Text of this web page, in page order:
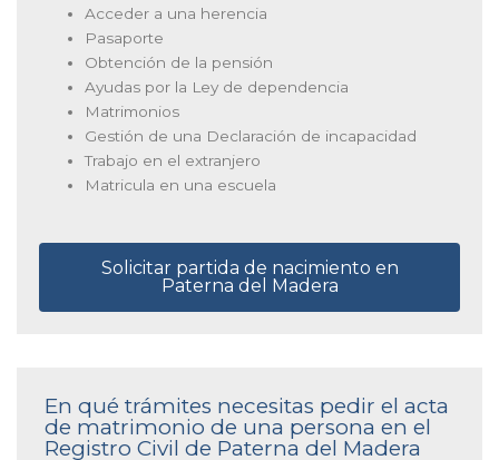
Acceder a una herencia
Pasaporte
Obtención de la pensión
Ayudas por la Ley de dependencia
Matrimonios
Gestión de una Declaración de incapacidad
Trabajo en el extranjero
Matricula en una escuela
Solicitar partida de nacimiento en
Paterna del Madera
En qué trámites necesitas pedir el acta
de matrimonio de una persona en el
Registro Civil de Paterna del Madera